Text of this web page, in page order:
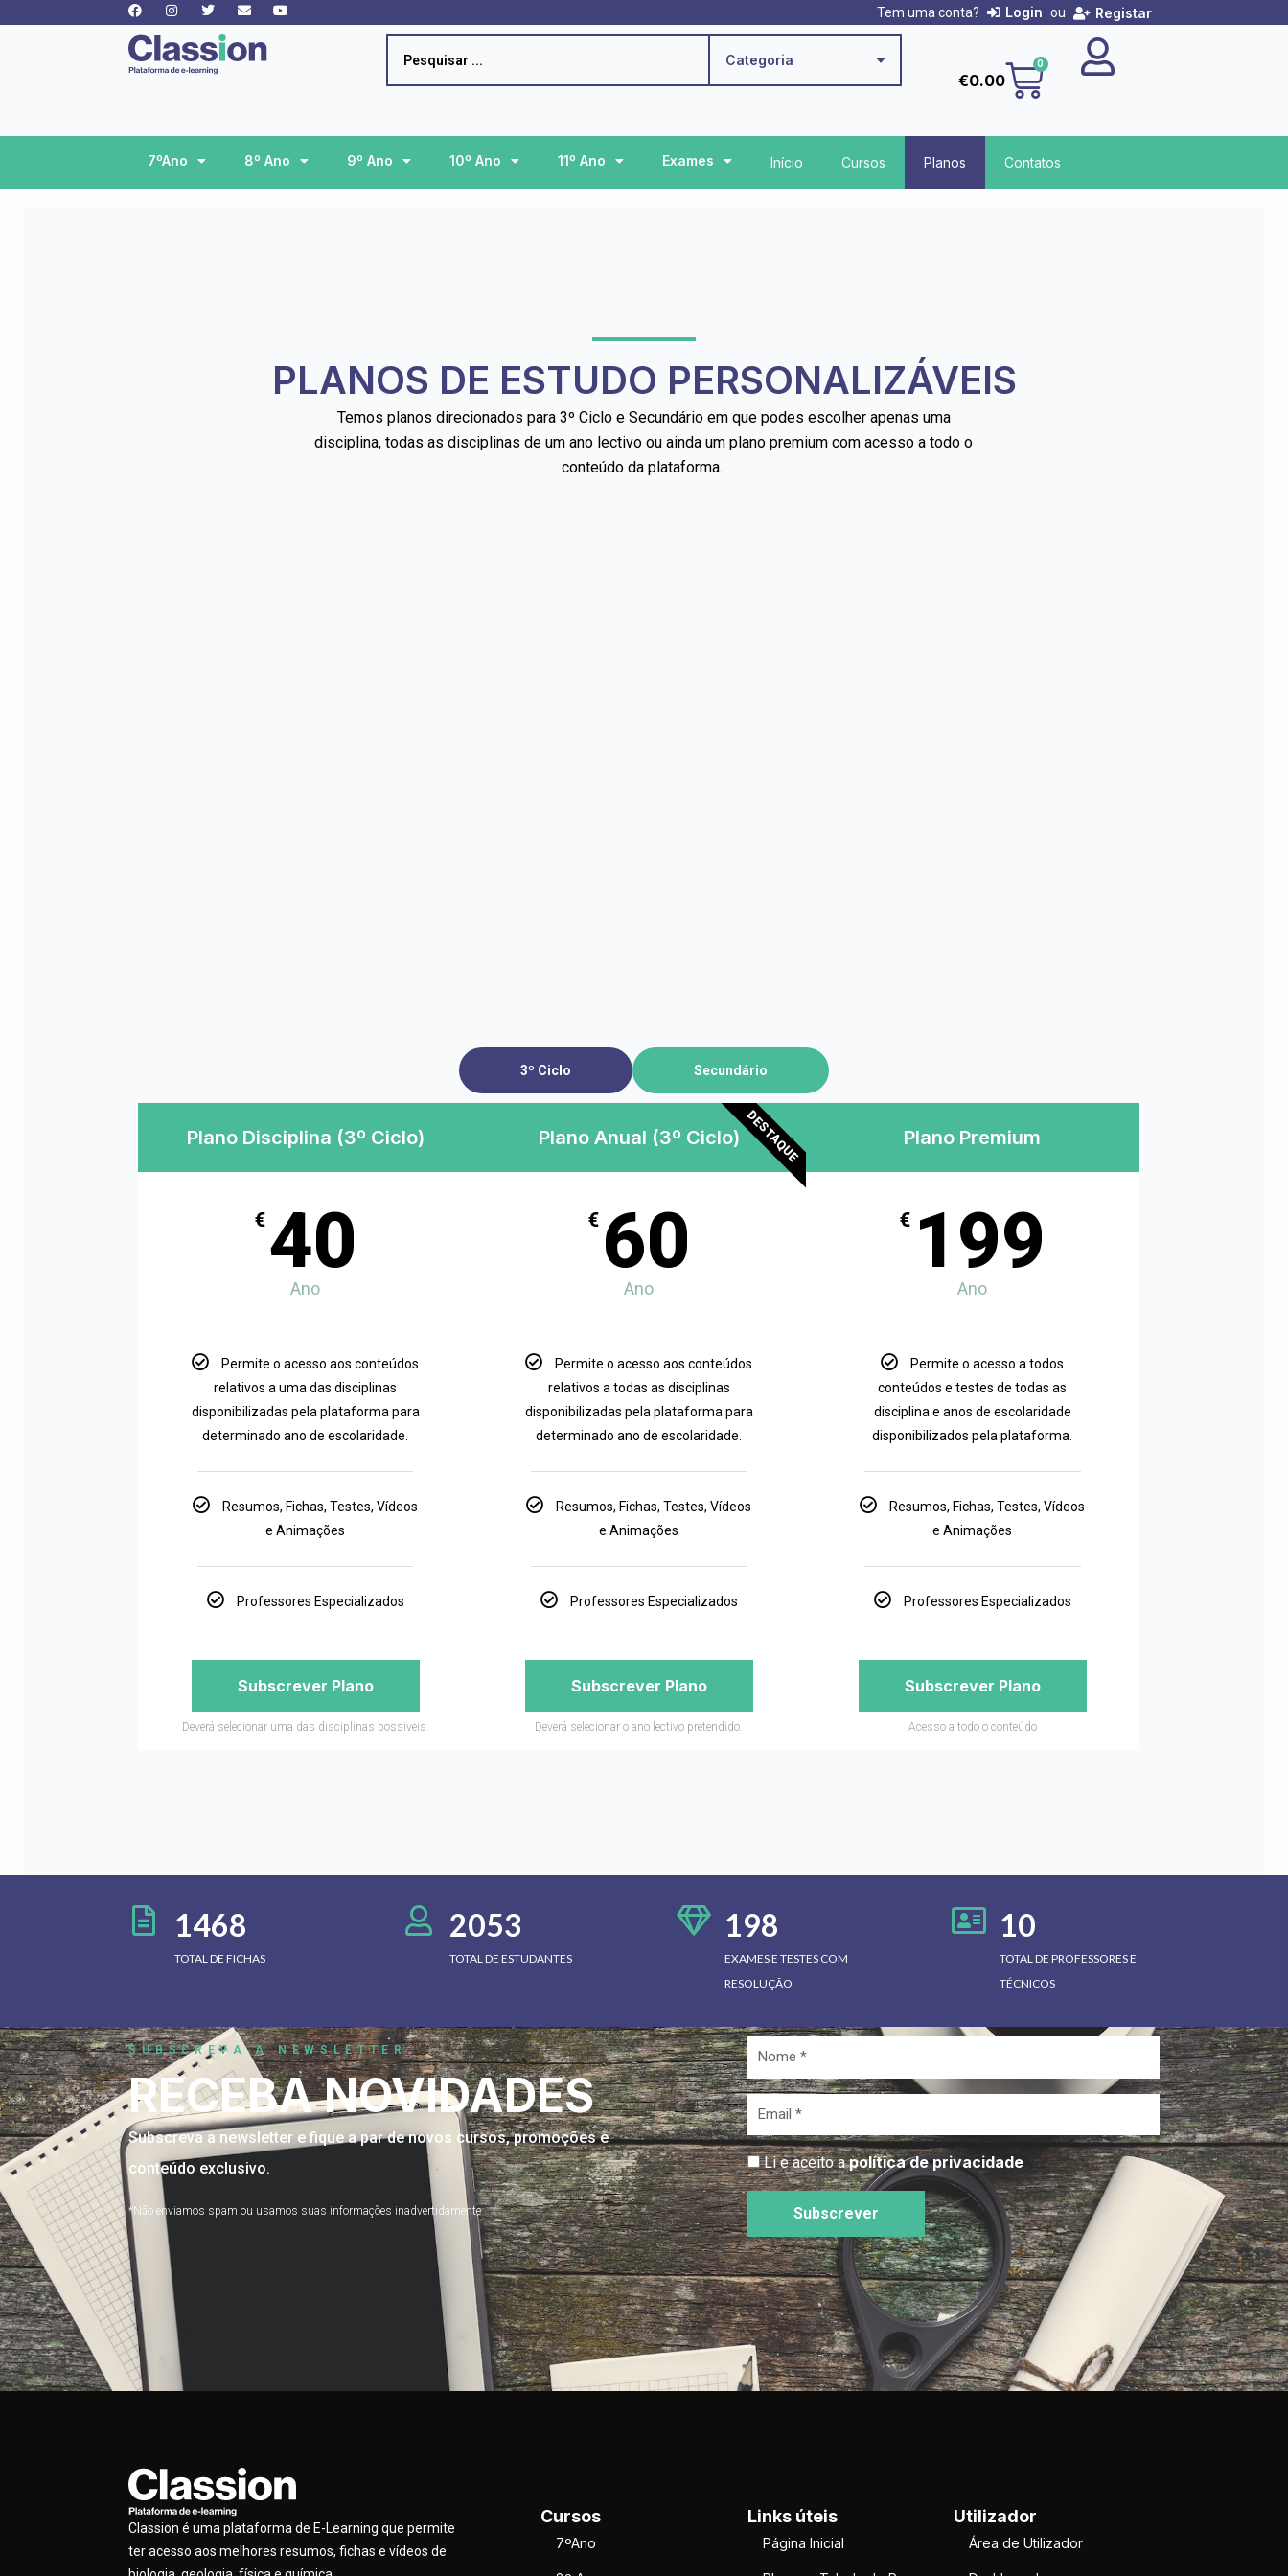
to
FacebookInstagram
TwitterEnvelopeYoutube Tem uma conta? Login ou Registar
Search
Categoria
€0.00
0Cart
7ºAno 8º Ano 9º Ano 10º Ano 11º Ano Exames Início Cursos Planos Contatos
PLANOS DE ESTUDO PERSONALIZÁVEIS
Temos planos direcionados para 3º Ciclo e Secundário em que podes escolher apenas uma
disciplina, todas as disciplinas de um ano lectivo ou ainda um plano premium com acesso a todo o
conteúdo da plataforma.
3º Ciclo Secundário
Plano Disciplina (3º Ciclo)
€ 40
Ano
Permite o acesso aos conteúdos
relativos a uma das disciplinas
disponibilizadas pela plataforma para
determinado ano de escolaridade.
Resumos, Fichas, Testes, Vídeos
e Animações
Professores Especializados
Subscrever Plano
Deverá selecionar uma das disciplinas possiveis.
Plano Anual (3º Ciclo)
€ 60
Ano
Permite o acesso aos conteúdos
relativos a todas as disciplinas
disponibilizadas pela plataforma para
determinado ano de escolaridade.
Resumos, Fichas, Testes, Vídeos
e Animações
Professores Especializados
Subscrever Plano
Deverá selecionar o ano lectivo pretendido.
DESTAQUE Plano Premium
€ 199
Ano
Permite o acesso a todos
conteúdos e testes de todas as
disciplina e anos de escolaridade
disponibilizados pela plataforma.
Resumos, Fichas, Testes, Vídeos
e Animações
Professores Especializados
Subscrever Plano
Acesso a todo o conteúdo
1468
TOTAL DE FICHAS
2053
TOTAL DE ESTUDANTES
198
EXAMES E TESTES COM
RESOLUÇÃO
10
TOTAL DE PROFESSORES E
TÉCNICOS
SUBSCREVA A NEWSLETTER
RECEBA NOVIDADES
Subscreva a newsletter e fique a par de novos cursos, promoções e
conteúdo exclusivo.
*Não enviamos spam ou usamos suas informações inadvertidamente
Nome
*
Email
*
Li e aceito apolítica de privacidade
Subscrever
Classion é uma plataforma de E-Learning que permite
ter acesso aos melhores resumos, fichas e vídeos de
Cursos
7ºAno
Links úteis
Página Inicial
Utilizador
Área de Utilizador